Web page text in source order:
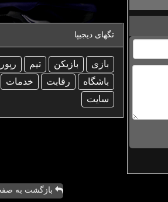
تگهای دیجیپا
بازی بازیكن تیم
باشگاه
رقابت
خدمات
سایت
بازگشت به